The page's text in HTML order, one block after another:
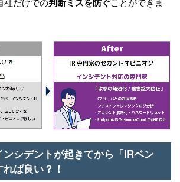
ンシデントが起きてから「IRベン
ば良い？！